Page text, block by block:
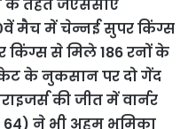
तहत जेएससीए
मैच में चेन्नई सुपर किंग्स
किंग्स से मिले 186 रनों के
के नुकसान पर दो गेंद
की जीत में वार्नर
ने भी अहम भूमिका